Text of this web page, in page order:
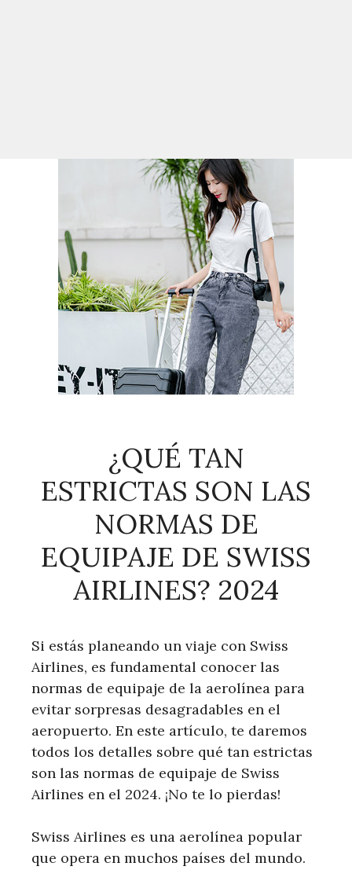
¿QUÉ TAN
ESTRICTAS SON LAS
NORMAS DE
EQUIPAJE DE SWISS
AIRLINES? 2024
Si estás planeando un viaje con Swiss
Airlines, es fundamental conocer las
normas de equipaje de la aerolínea para
evitar sorpresas desagradables en el
aeropuerto. En este artículo, te daremos
todos los detalles sobre qué tan estrictas
son las normas de equipaje de Swiss
Airlines en el 2024. ¡No te lo pierdas!
Swiss Airlines es una aerolínea popular
que opera en muchos países del mundo.